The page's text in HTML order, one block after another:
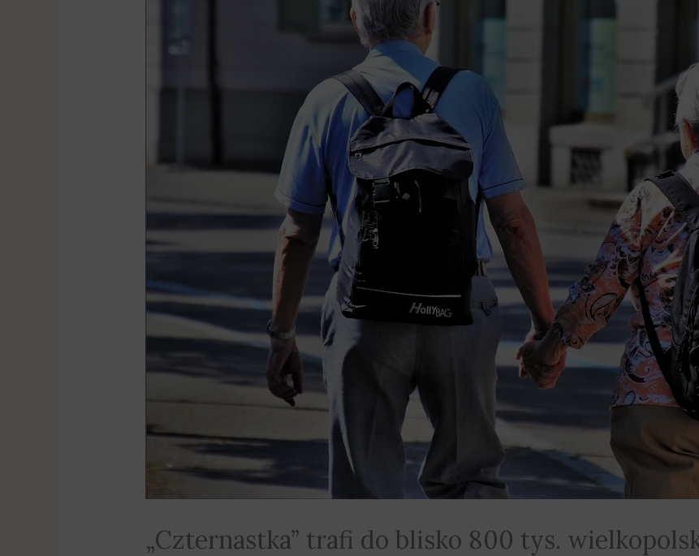
„Czternastka” trafi do blisko 800 tys.